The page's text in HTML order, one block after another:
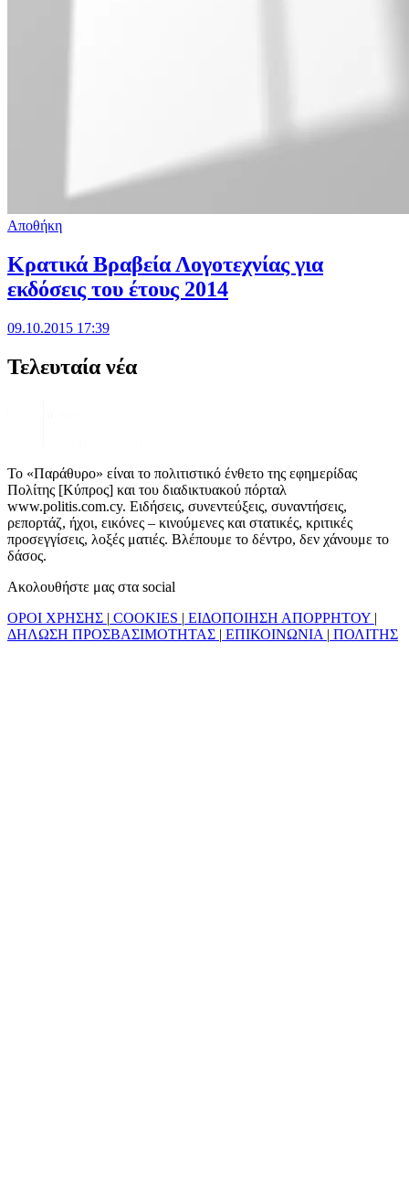
Αποθήκη
Κρατικά Βραβεία Λογοτεχνίας για
εκδόσεις του έτους 2014
09.10.2015 17:39
Τελευταία νέα
Το «Παράθυρο» είναι το πολιτιστικό ένθετο της εφημερίδας
Πολίτης [Κύπρος] και του διαδικτυακού πόρταλ
www.politis.com.cy. Ειδήσεις, συνεντεύξεις, συναντήσεις,
ρεπορτάζ, ήχοι, εικόνες – κινούμενες και στατικές, κριτικές
προσεγγίσεις, λοξές ματιές. Βλέπουμε το δέντρο, δεν χάνουμε το
δάσος.
Ακολουθήστε μας στα social
ΟΡΟΙ ΧΡΗΣΗΣ | COOKIES | ΕΙΔΟΠΟΙΗΣΗ ΑΠΟΡΡΗΤΟΥ |
ΔΗΛΩΣΗ ΠΡΟΣΒΑΣΙΜΟΤΗΤΑΣ | ΕΠΙΚΟΙΝΩΝΙΑ | ΠΟΛΙΤΗΣ